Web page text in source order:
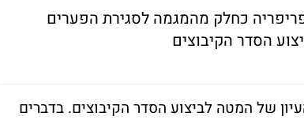
כחלק מהמגמה לסגירת הפערים
הסדר הקיבוצים
של המטה לביצוע הסדר הקיבוצים. בדברים